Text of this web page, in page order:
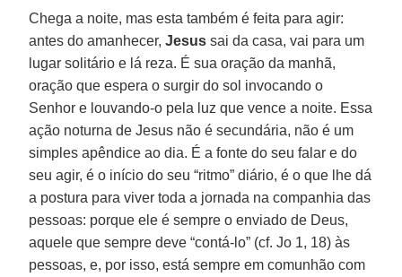
Chega a noite, mas esta também é feita para agir:
antes do amanhecer,Jesus sai da casa, vai para um
lugar solitário e lá reza. É sua oração da manhã,
oração que espera o surgir do sol invocando o
Senhor e louvando-o pela luz que vence a noite. Essa
ação noturna de Jesus não é secundária, não é um
simples apêndice ao dia. É a fonte do seu falar e do
seu agir, é o início do seu “ritmo” diário, é o que lhe dá
a postura para viver toda a jornada na companhia das
pessoas: porque ele é sempre o enviado de Deus,
aquele que sempre deve “contá-lo” (cf. Jo 1, 18) às
pessoas, e, por isso, está sempre em comunhão com